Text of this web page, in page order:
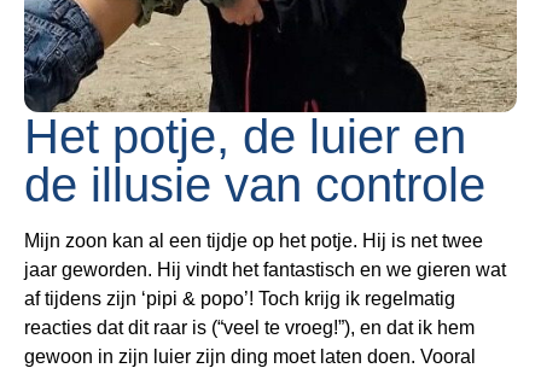
Het potje, de luier en
de illusie van controle
Mijn zoon kan al een tijdje op het potje. Hij is net twee
jaar geworden. Hij vindt het fantastisch en we gieren wat
af tijdens zijn ‘pipi & popo’! Toch krijg ik regelmatig
reacties dat dit raar is (“veel te vroeg!”), en dat ik hem
gewoon in zijn luier zijn ding moet laten doen. Vooral